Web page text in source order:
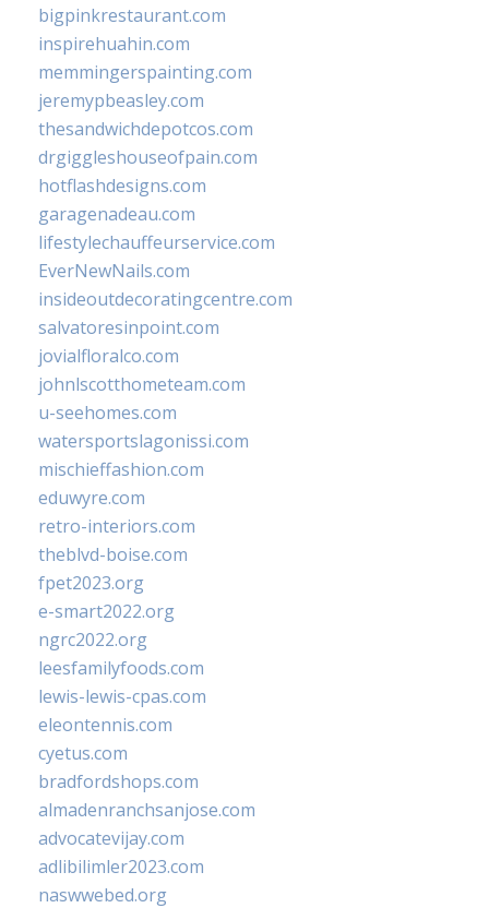
bigpinkrestaurant.com
inspirehuahin.com
memmingerspainting.com
jeremypbeasley.com
thesandwichdepotcos.com
drgiggleshouseofpain.com
hotflashdesigns.com
garagenadeau.com
lifestylechauffeurservice.com
EverNewNails.com
insideoutdecoratingcentre.com
salvatoresinpoint.com
jovialfloralco.com
johnlscotthometeam.com
u-seehomes.com
watersportslagonissi.com
mischieffashion.com
eduwyre.com
retro-interiors.com
theblvd-boise.com
fpet2023.org
e-smart2022.org
ngrc2022.org
leesfamilyfoods.com
lewis-lewis-cpas.com
eleontennis.com
cyetus.com
bradfordshops.com
almadenranchsanjose.com
advocatevijay.com
adlibilimler2023.com
naswwebed.org